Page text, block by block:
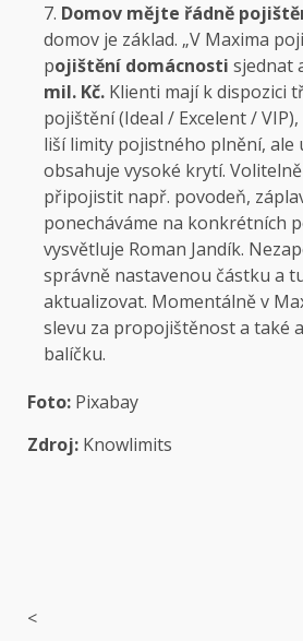
Domov mějte řádně
domov je základ. „V Maxima
pojištění domácnosti sjednat
mil. Kč. Klienti mají k dispozici
pojištění (Ideal / Excelent /
liší limity pojistného plnění, ale
obsahuje vysoké krytí.
připojistit např. povodeň,
ponecháváme na konkrétních
vysvětluje Roman Jandík.
správně nastavenou částku a
aktualizovat. Momentálně v
slevu za propojištěnost a také
balíčku.
Foto: Pixabay
Zdroj: Knowlimits
<